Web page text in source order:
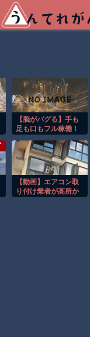
【脳がバグる】手も
足も口もフル稼働！
次元すぎたｗ
【動画】エアコン取
り付け業者が高所か